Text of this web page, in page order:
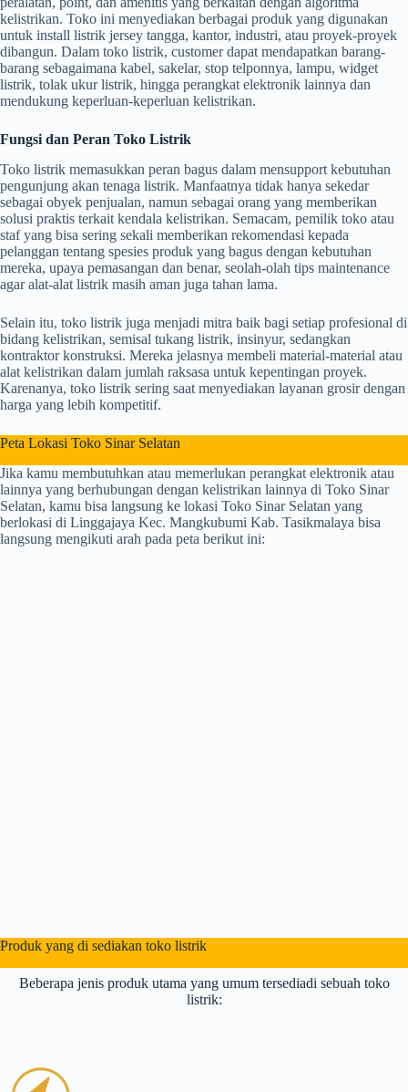
kelistrikan. Toko ini menyediakan berbagai produk yang digunakan
untuk install listrik jersey tangga, kantor, industri, atau proyek-proyek
dibangun. Dalam toko listrik, customer dapat mendapatkan barang-
barang sebagaimana kabel, sakelar, stop telponnya, lampu, widget
listrik, tolak ukur listrik, hingga perangkat elektronik lainnya dan
mendukung keperluan-keperluan kelistrikan.
Fungsi dan Peran Toko Listrik
Toko listrik memasukkan peran bagus dalam mensupport kebutuhan
pengunjung akan tenaga listrik. Manfaatnya tidak hanya sekedar
sebagai obyek penjualan, namun sebagai orang yang memberikan
solusi praktis terkait kendala kelistrikan. Semacam, pemilik toko atau
staf yang bisa sering sekali memberikan rekomendasi kepada
pelanggan tentang spesies produk yang bagus dengan kebutuhan
mereka, upaya pemasangan dan benar, seolah-olah tips maintenance
agar alat-alat listrik masih aman juga tahan lama.
Selain itu, toko listrik juga menjadi mitra baik bagi setiap profesional di
bidang kelistrikan, semisal tukang listrik, insinyur, sedangkan
kontraktor konstruksi. Mereka jelasnya membeli material-material atau
alat kelistrikan dalam jumlah raksasa untuk kepentingan proyek.
Karenanya, toko listrik sering saat menyediakan layanan grosir dengan
harga yang lebih kompetitif.
Peta Lokasi Toko Sinar Selatan
Jika kamu membutuhkan atau memerlukan perangkat elektronik atau
lainnya yang berhubungan dengan kelistrikan lainnya di Toko Sinar
Selatan, kamu bisa langsung ke lokasi Toko Sinar Selatan yang
berlokasi di Linggajaya Kec. Mangkubumi Kab. Tasikmalaya bisa
langsung mengikuti arah pada peta berikut ini:
Produk yang di sediakan toko listrik
Beberapa jenis produk utama yang umum tersediadi sebuah toko
listrik: